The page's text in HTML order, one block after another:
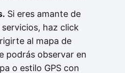
Si eres amante de
servicios, haz click
al mapa de
podrás observar en
o estilo GPS con